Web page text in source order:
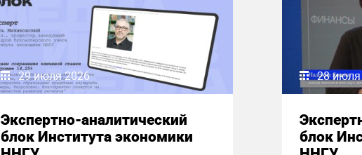
29 июля 2026
Экспертно-аналитический
блок Института экономики
28
блок